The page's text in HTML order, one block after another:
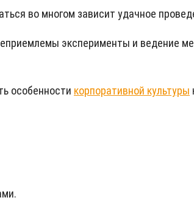
во многом зависит удачное
эксперименты и ведение
особенности корпоративной культуры